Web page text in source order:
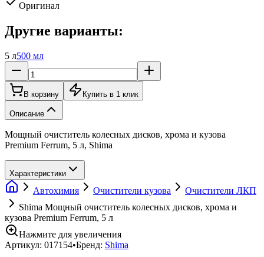
Оригинал
Другие варианты:
5 л500 мл
В корзину Купить в 1 клик
Описание
Мощный очиститель колесных дисков, хрома и кузова
Premium Ferrum, 5 л, Shima
Характеристики
Автохимия Очистители кузова
Очистители ЛКП
Shima Мощный очиститель колесных дисков, хрома и
кузова Premium Ferrum, 5 л
Нажмите для увеличения
Артикул: 017154•Бренд: Shima